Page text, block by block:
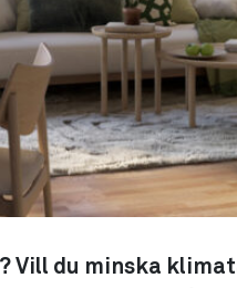
Vill du minska